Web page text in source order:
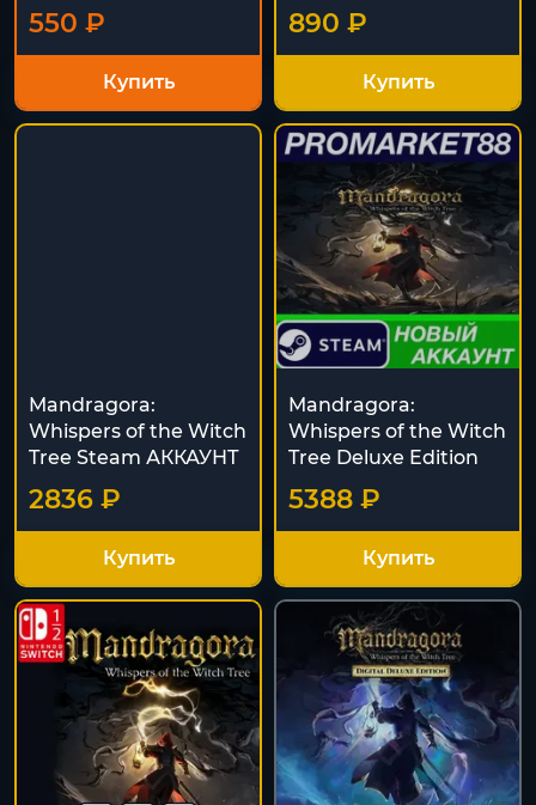
550 ₽
Купить
890 ₽
Купить
Mandragora:
Whispers of the Witch
Tree Steam АККАУНТ
2836 ₽
Купить
Mandragora:
Whispers of the Witch
Tree Deluxe Edition
5388 ₽
Купить